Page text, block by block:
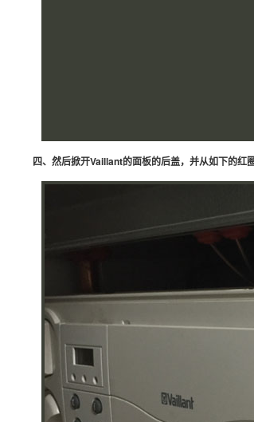
四、然后掀开Vaillant的面板的后盖，并从如下的红